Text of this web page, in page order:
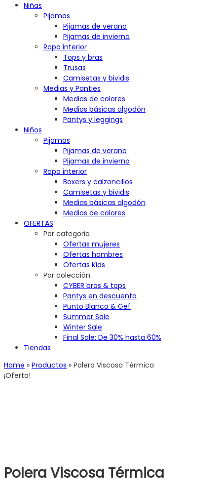
Niñas
Pijamas
Pijamas de verano
Pijamas de invierno
Ropa interior
Tops y bras
Trusas
Camisetas y bividis
Medias y Panties
Medias de colores
Medias básicas algodón
Pantys y leggings
Niños
Pijamas
Pijamas de verano
Pijamas de invierno
Ropa interior
Boxers y calzoncillos
Camisetas y bividis
Medias básicas algodón
Medias de colores
OFERTAS
Por categoria
Ofertas mujeres
Ofertas hombres
Ofertas Kids
Por colección
CYBER bras & tops
Pantys en descuento
Punto Blanco & Gef
Summer Sale
Winter Sale
Final Sale: De 30% hasta 60%
Tiendas
Home » Productos » Polera Viscosa Térmica
¡Oferta!
Polera Viscosa Térmica